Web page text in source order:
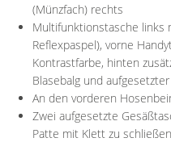
(Münzfach) rechts
Multifunktionstasche links
Reflexpaspel), vorne
Kontrastfarbe, hinten
Blasebalg und
An den vorderen
Zwei aufgesetzte
Patte mit Klett zu schließen